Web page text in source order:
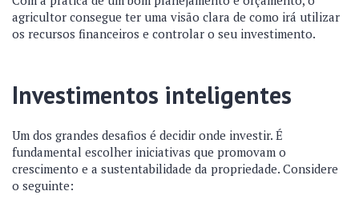
agricultor consegue ter uma visão clara de como irá utilizar
os recursos financeiros e controlar o seu investimento.
Investimentos inteligentes
Um dos grandes desafios é decidir onde investir. É
fundamental escolher iniciativas que promovam o
crescimento e a sustentabilidade da propriedade. Considere
o seguinte: